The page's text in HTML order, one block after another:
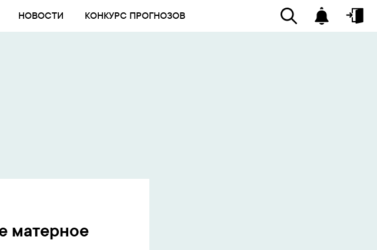
НОВОСТИ КОНКУРС ПРОГНОЗОВ
матерное